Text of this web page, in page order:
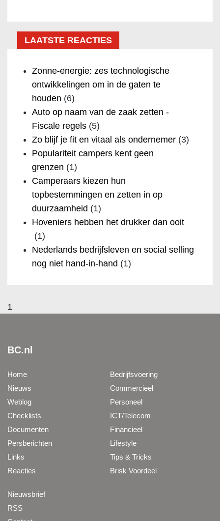
LAATSTE REACTIES
Zonne-energie: zes technologische
ontwikkelingen om in de gaten te
houden (6)
Auto op naam van de zaak zetten -
Fiscale regels (5)
Zo blijf je fit en vitaal als ondernemer (3)
Populariteit campers kent geen
grenzen (1)
Camperaars kiezen hun
topbestemmingen en zetten in op
duurzaamheid (1)
Hoveniers hebben het drukker dan ooit
(1)
Nederlands bedrijfsleven en social selling
nog niet hand-in-hand (1)
1
BC.nl
Home
Nieuws
Weblog
Checklists
Documenten
Persberichten
Links
Reacties
Bedrijfsvoering
Commercieel
Personeel
ICT/Telecom
Financieel
Lifestyle
Tips & Tricks
Brisk Voordeel
Nieuwsbrief
RSS